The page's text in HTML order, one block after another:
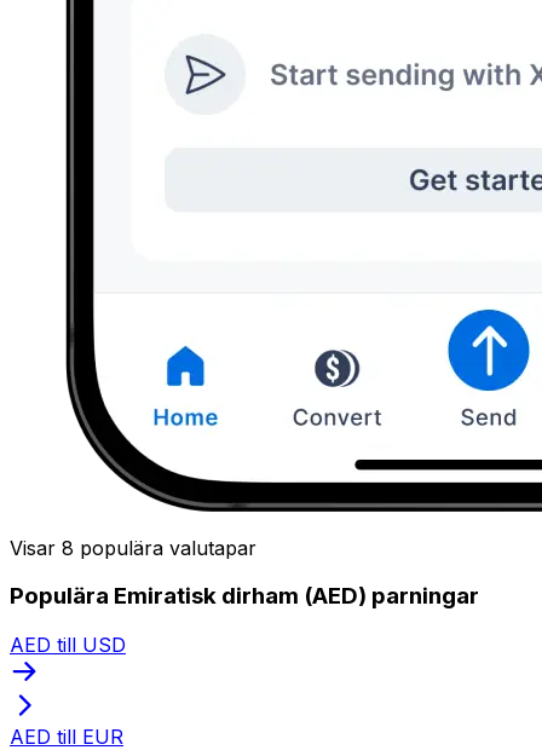
Visar 8 populära valutapar
Populära Emiratisk dirham (AED) parningar
AED till USD
AED till EUR